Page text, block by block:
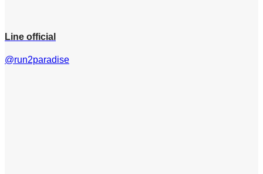
Line official
@run2paradise